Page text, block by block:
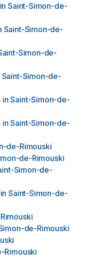
in Saint-Simon-de-
Saint-Simon-de-
Simon-de-
Saint-Simon-de-
in Saint-Simon-de-
in Saint-Simon-de-
de-Rimouski
de-Rimouski
Simon-de-
in Saint-Simon-de-
de-Rimouski
Rimouski